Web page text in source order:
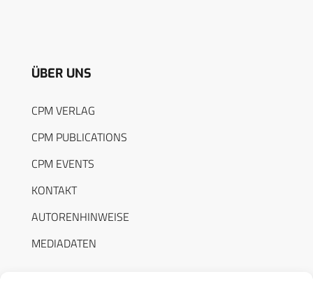
ÜBER UNS
CPM VERLAG
CPM PUBLICATIONS
CPM EVENTS
KONTAKT
AUTORENHINWEISE
MEDIADATEN